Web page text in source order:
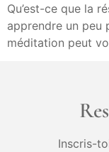
Qu’est-ce que la
apprendre un peu
méditation peut
Inscris-